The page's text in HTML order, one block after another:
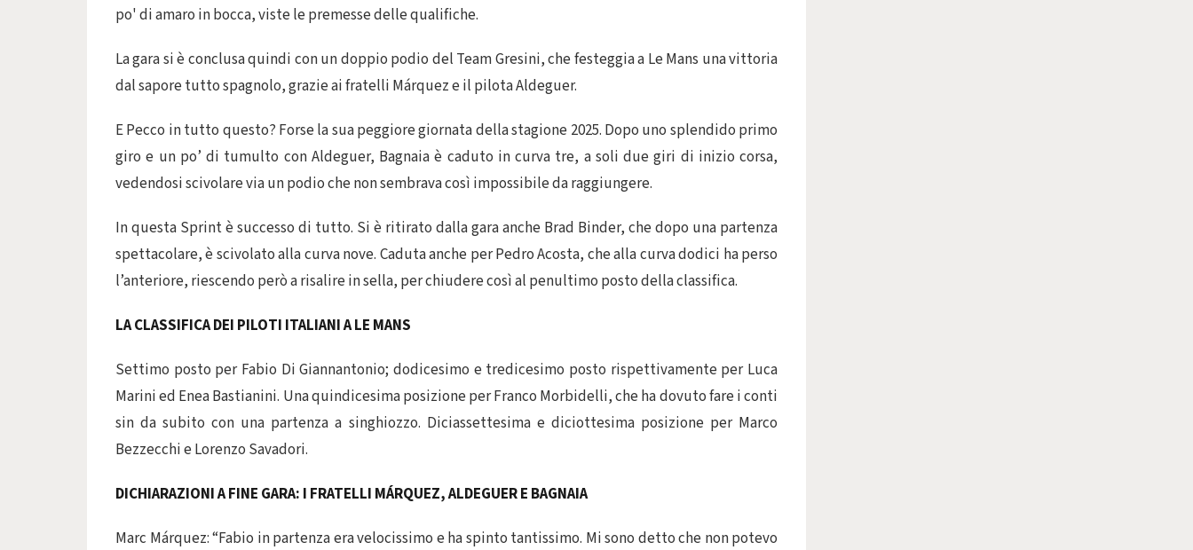
po' di amaro in bocca, viste le premesse delle qualifiche.
La gara si è conclusa quindi con un doppio podio del Team Gresini, che festeggia a Le Mans una vittoria
dal sapore tutto spagnolo, grazie ai fratelli Márquez e il pilota Aldeguer.
E Pecco in tutto questo? Forse la sua peggiore giornata della stagione 2025. Dopo uno splendido primo
giro e un po’ di tumulto con Aldeguer, Bagnaia è caduto in curva tre, a soli due giri di inizio corsa,
vedendosi scivolare via un podio che non sembrava così impossibile da raggiungere.
In questa Sprint è successo di tutto. Si è ritirato dalla gara anche Brad Binder, che dopo una partenza
spettacolare, è scivolato alla curva nove. Caduta anche per Pedro Acosta, che alla curva dodici ha perso
l’anteriore, riescendo però a risalire in sella, per chiudere così al penultimo posto della classifica.
LA CLASSIFICA DEI PILOTI ITALIANI A LE MANS
Settimo posto per Fabio Di Giannantonio; dodicesimo e tredicesimo posto rispettivamente per Luca
Marini ed Enea Bastianini. Una quindicesima posizione per Franco Morbidelli, che ha dovuto fare i conti
sin da subito con una partenza a singhiozzo. Diciassettesima e diciottesima posizione per Marco
Bezzecchi e Lorenzo Savadori.
DICHIARAZIONI A FINE GARA: I FRATELLI MÁRQUEZ, ALDEGUER E BAGNAIA
Marc Márquez: “Fabio in partenza era velocissimo e ha spinto tantissimo. Mi sono detto che non potevo